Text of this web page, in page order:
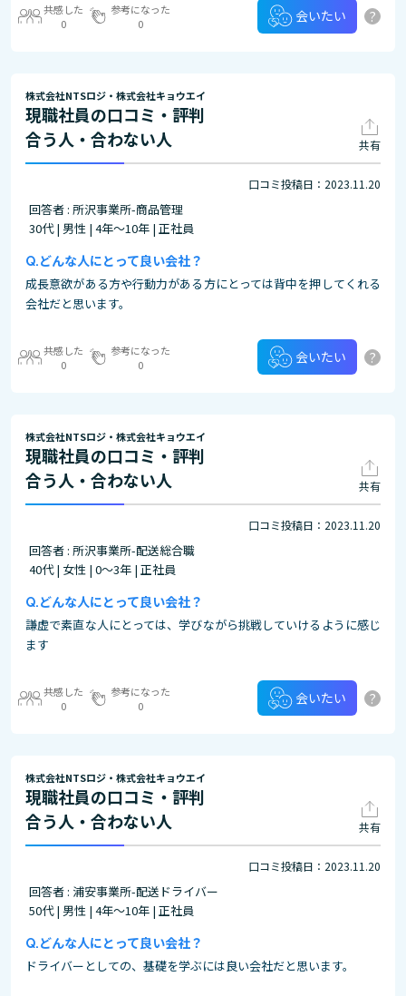
共感した
0
参考になった
0
会いたい ?
株式会社NTSロジ・株式会社キョウエイ
現職社員の口コミ・評判
合う人・合わない人
共有
口コミ投稿日：2023.11.20
回答者 : 所沢事業所-商品管理
30代 | 男性 | 4年～10年 | 正社員
どんな人にとって良い会社？
成長意欲がある方や行動力がある方にとっては背中を押してくれる
会社だと思います。
共感した
0
参考になった
0
会いたい ?
株式会社NTSロジ・株式会社キョウエイ
現職社員の口コミ・評判
合う人・合わない人
共有
口コミ投稿日：2023.11.20
回答者 : 所沢事業所-配送総合職
40代 | 女性 | 0～3年 | 正社員
どんな人にとって良い会社？
謙虚で素直な人にとっては、学びながら挑戦していけるように感じ
ます
共感した
0
参考になった
0
会いたい ?
株式会社NTSロジ・株式会社キョウエイ
現職社員の口コミ・評判
合う人・合わない人
共有
口コミ投稿日：2023.11.20
回答者 : 浦安事業所-配送ドライバー
50代 | 男性 | 4年～10年 | 正社員
どんな人にとって良い会社？
ドライバーとしての、基礎を学ぶには良い会社だと思います。